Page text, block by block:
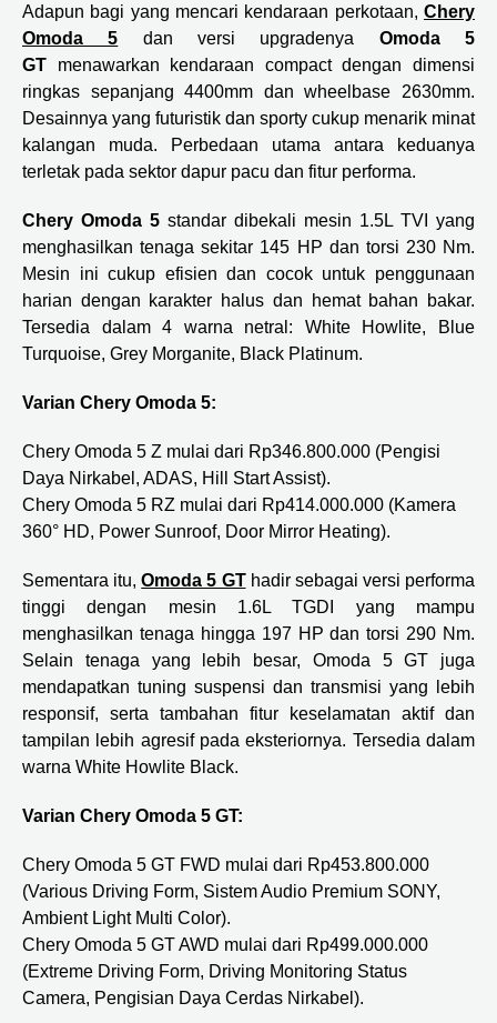
Adapun bagi yang mencari kendaraan perkotaan, Chery
Omoda 5 dan versi upgradenya Omoda 5
GT menawarkan kendaraan compact dengan dimensi
ringkas sepanjang 4400mm dan wheelbase 2630mm.
Desainnya yang futuristik dan sporty cukup menarik minat
kalangan muda. Perbedaan utama antara keduanya
terletak pada sektor dapur pacu dan fitur performa.
Chery Omoda 5 standar dibekali mesin 1.5L TVI yang
menghasilkan tenaga sekitar 145 HP dan torsi 230 Nm.
Mesin ini cukup efisien dan cocok untuk penggunaan
harian dengan karakter halus dan hemat bahan bakar.
Tersedia dalam 4 warna netral: White Howlite, Blue
Turquoise, Grey Morganite, Black Platinum.
Varian Chery Omoda 5:
Chery Omoda 5 Z mulai dari Rp346.800.000 (Pengisi
Daya Nirkabel, ADAS, Hill Start Assist).
Chery Omoda 5 RZ mulai dari Rp414.000.000 (Kamera
360° HD, Power Sunroof, Door Mirror Heating).
Sementara itu,Omoda 5 GThadir sebagai versi performa
tinggi dengan mesin 1.6L TGDI yang mampu
menghasilkan tenaga hingga 197 HP dan torsi 290 Nm.
Selain tenaga yang lebih besar, Omoda 5 GT juga
mendapatkan tuning suspensi dan transmisi yang lebih
responsif, serta tambahan fitur keselamatan aktif dan
tampilan lebih agresif pada eksteriornya. Tersedia dalam
warna White Howlite Black.
Varian Chery Omoda 5 GT:
Chery Omoda 5 GT FWD mulai dari Rp453.800.000
(Various Driving Form, Sistem Audio Premium SONY,
Ambient Light Multi Color).
Chery Omoda 5 GT AWD mulai dari Rp499.000.000
(Extreme Driving Form, Driving Monitoring Status
Camera, Pengisian Daya Cerdas Nirkabel).